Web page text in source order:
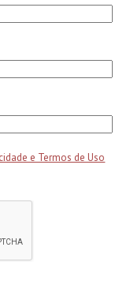
e Termos de Uso